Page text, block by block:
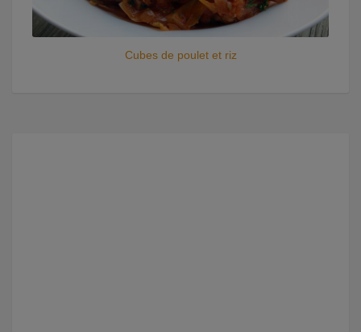
Cubes de poulet et riz